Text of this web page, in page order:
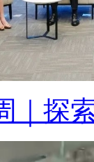
｜探